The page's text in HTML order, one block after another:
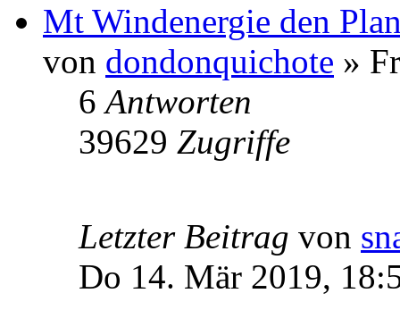
Mt Windenergie den
von dondonquichote »
6Antworten
39629 Zugriffe
Letzter Beitrag von
Do 14. Mär 2019,